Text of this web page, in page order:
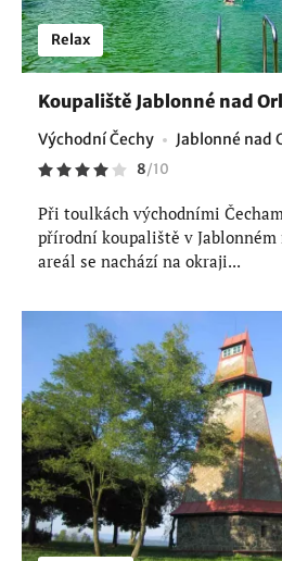
Relax
Koupaliště Jablonné nad
Východní Čechy Jablonné nad
8/10
Při toulkách východními
přírodní koupaliště v
areál se nachází na okraji...